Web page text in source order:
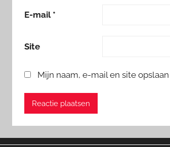
E-mail *
Site
Mijn naam, e-mail en site